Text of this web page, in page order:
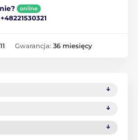
online
+48221530321
Gwarancja: 36 miesięcy